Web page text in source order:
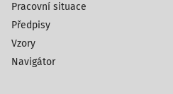
Pracovní situace
Předpisy
Vzory
Navigátor